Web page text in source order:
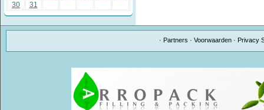
30
31
· Partners ·Voorwaarden · Privacy